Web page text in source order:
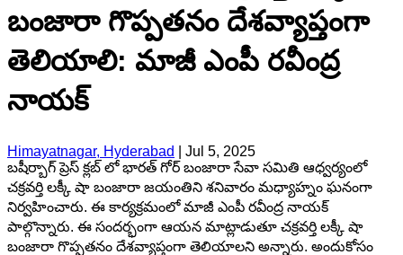
బంజారా గొప్పతనం దేశవ్యాప్తంగా
తెలియాలి: మాజీ ఎంపీ రవీంద్ర
నాయక్
Himayatnagar, Hyderabad
Jul 5, 2025
బషీర్బాగ్ ప్రెస్ క్లబ్ లో భారత్ గోర్ బంజారా సేవా సమితి ఆధ్వర్యంలో
చక్రవర్తి లక్కీ షా బంజారా జయంతిని శనివారం మధ్యాహ్నం ఘనంగా
నిర్వహించారు. ఈ కార్యక్రమంలో మాజీ ఎంపీ రవీంద్ర నాయక్
పాల్గొన్నారు. ఈ సందర్భంగా ఆయన మాట్లాడుతూ చక్రవర్తి లక్కీ షా
బంజారా గొప్పతనం దేశవ్యాప్తంగా తెలియాలని అన్నారు. అందుకోసం